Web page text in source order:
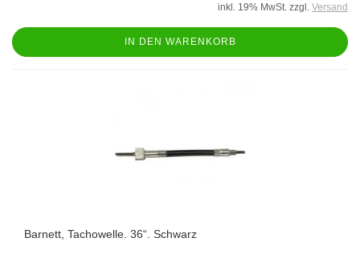
inkl. 19% MwSt. zzgl. Versand
IN DEN WARENKORB
Barnett, Tachowelle. 36“. Schwarz